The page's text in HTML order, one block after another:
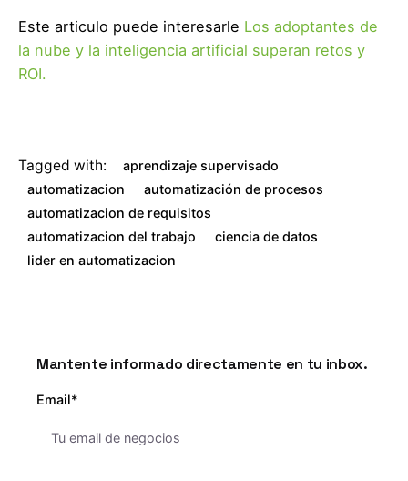
Este articulo puede interesarle Los adoptantes de
la nube y la inteligencia artificial superan retos y
ROI.
Tagged with:
aprendizaje supervisado
automatizacion
automatización de procesos
automatizacion de requisitos
automatizacion del trabajo
ciencia de datos
lider en automatizacion
Mantente informado directamente en tu inbox.
Email*